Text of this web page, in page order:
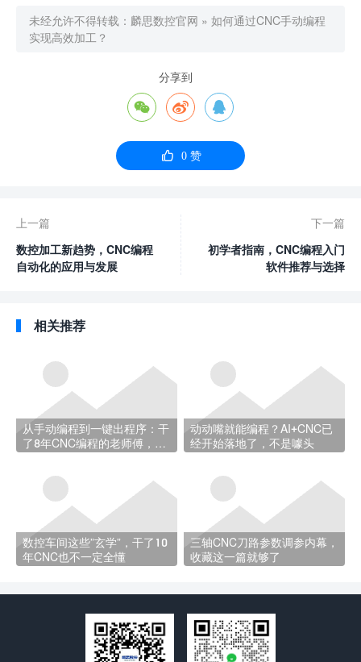
未经允许不得转载： 麟思数控官网 » 如何通过CNC手动编程
实现高效加工？
分享到
  
 0赞
上一篇
数控加工新趋势，CNC编程
自动化的应用与发展
下一篇
初学者指南，CNC编程入门
软件推荐与选择
相关推荐
从手动编程到一键出程序：干
了8年CNC编程的老师傅，经
动动嘴就能编程？AI+CNC已
经开始落地了，不是噱头
数控车间这些”玄学”，干了10
年CNC也不一定全懂
三轴CNC刀路参数调参内幕，
收藏这一篇就够了